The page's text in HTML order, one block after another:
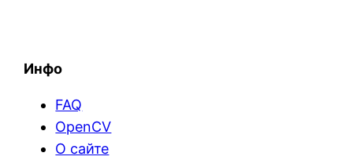
Инфо
FAQ
OpenCV
О сайте